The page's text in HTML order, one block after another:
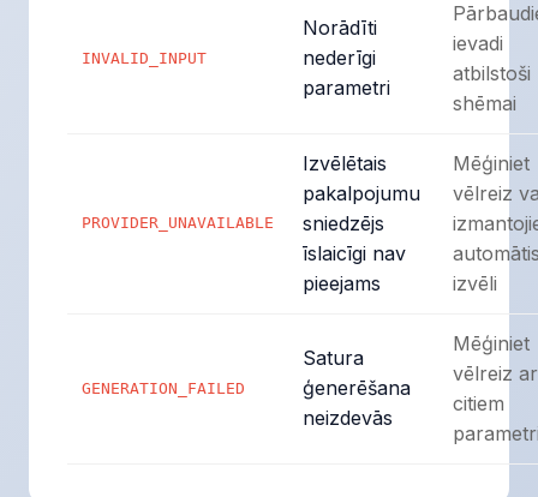
INVALID_INPUT
Norādīti
nederīgi
parametri
ievadi
atbilstoši
shēmai
PROVIDER_UNAVAILABLE
Izvēlētais
pakalpojumu
sniedzējs
īslaicīgi nav
pieejams
Mēģiniet
vēlreiz
izvēli
GENERATION_FAILED
Satura
ģenerēšana
neizdevās
Mēģiniet
vēlreiz ar
citiem